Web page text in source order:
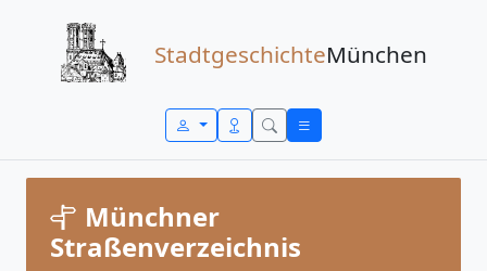
StadtgeschichteMünchen
Münchner
Straßenverzeichnis